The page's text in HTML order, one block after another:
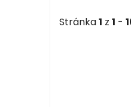
Stránka1 z 1 -